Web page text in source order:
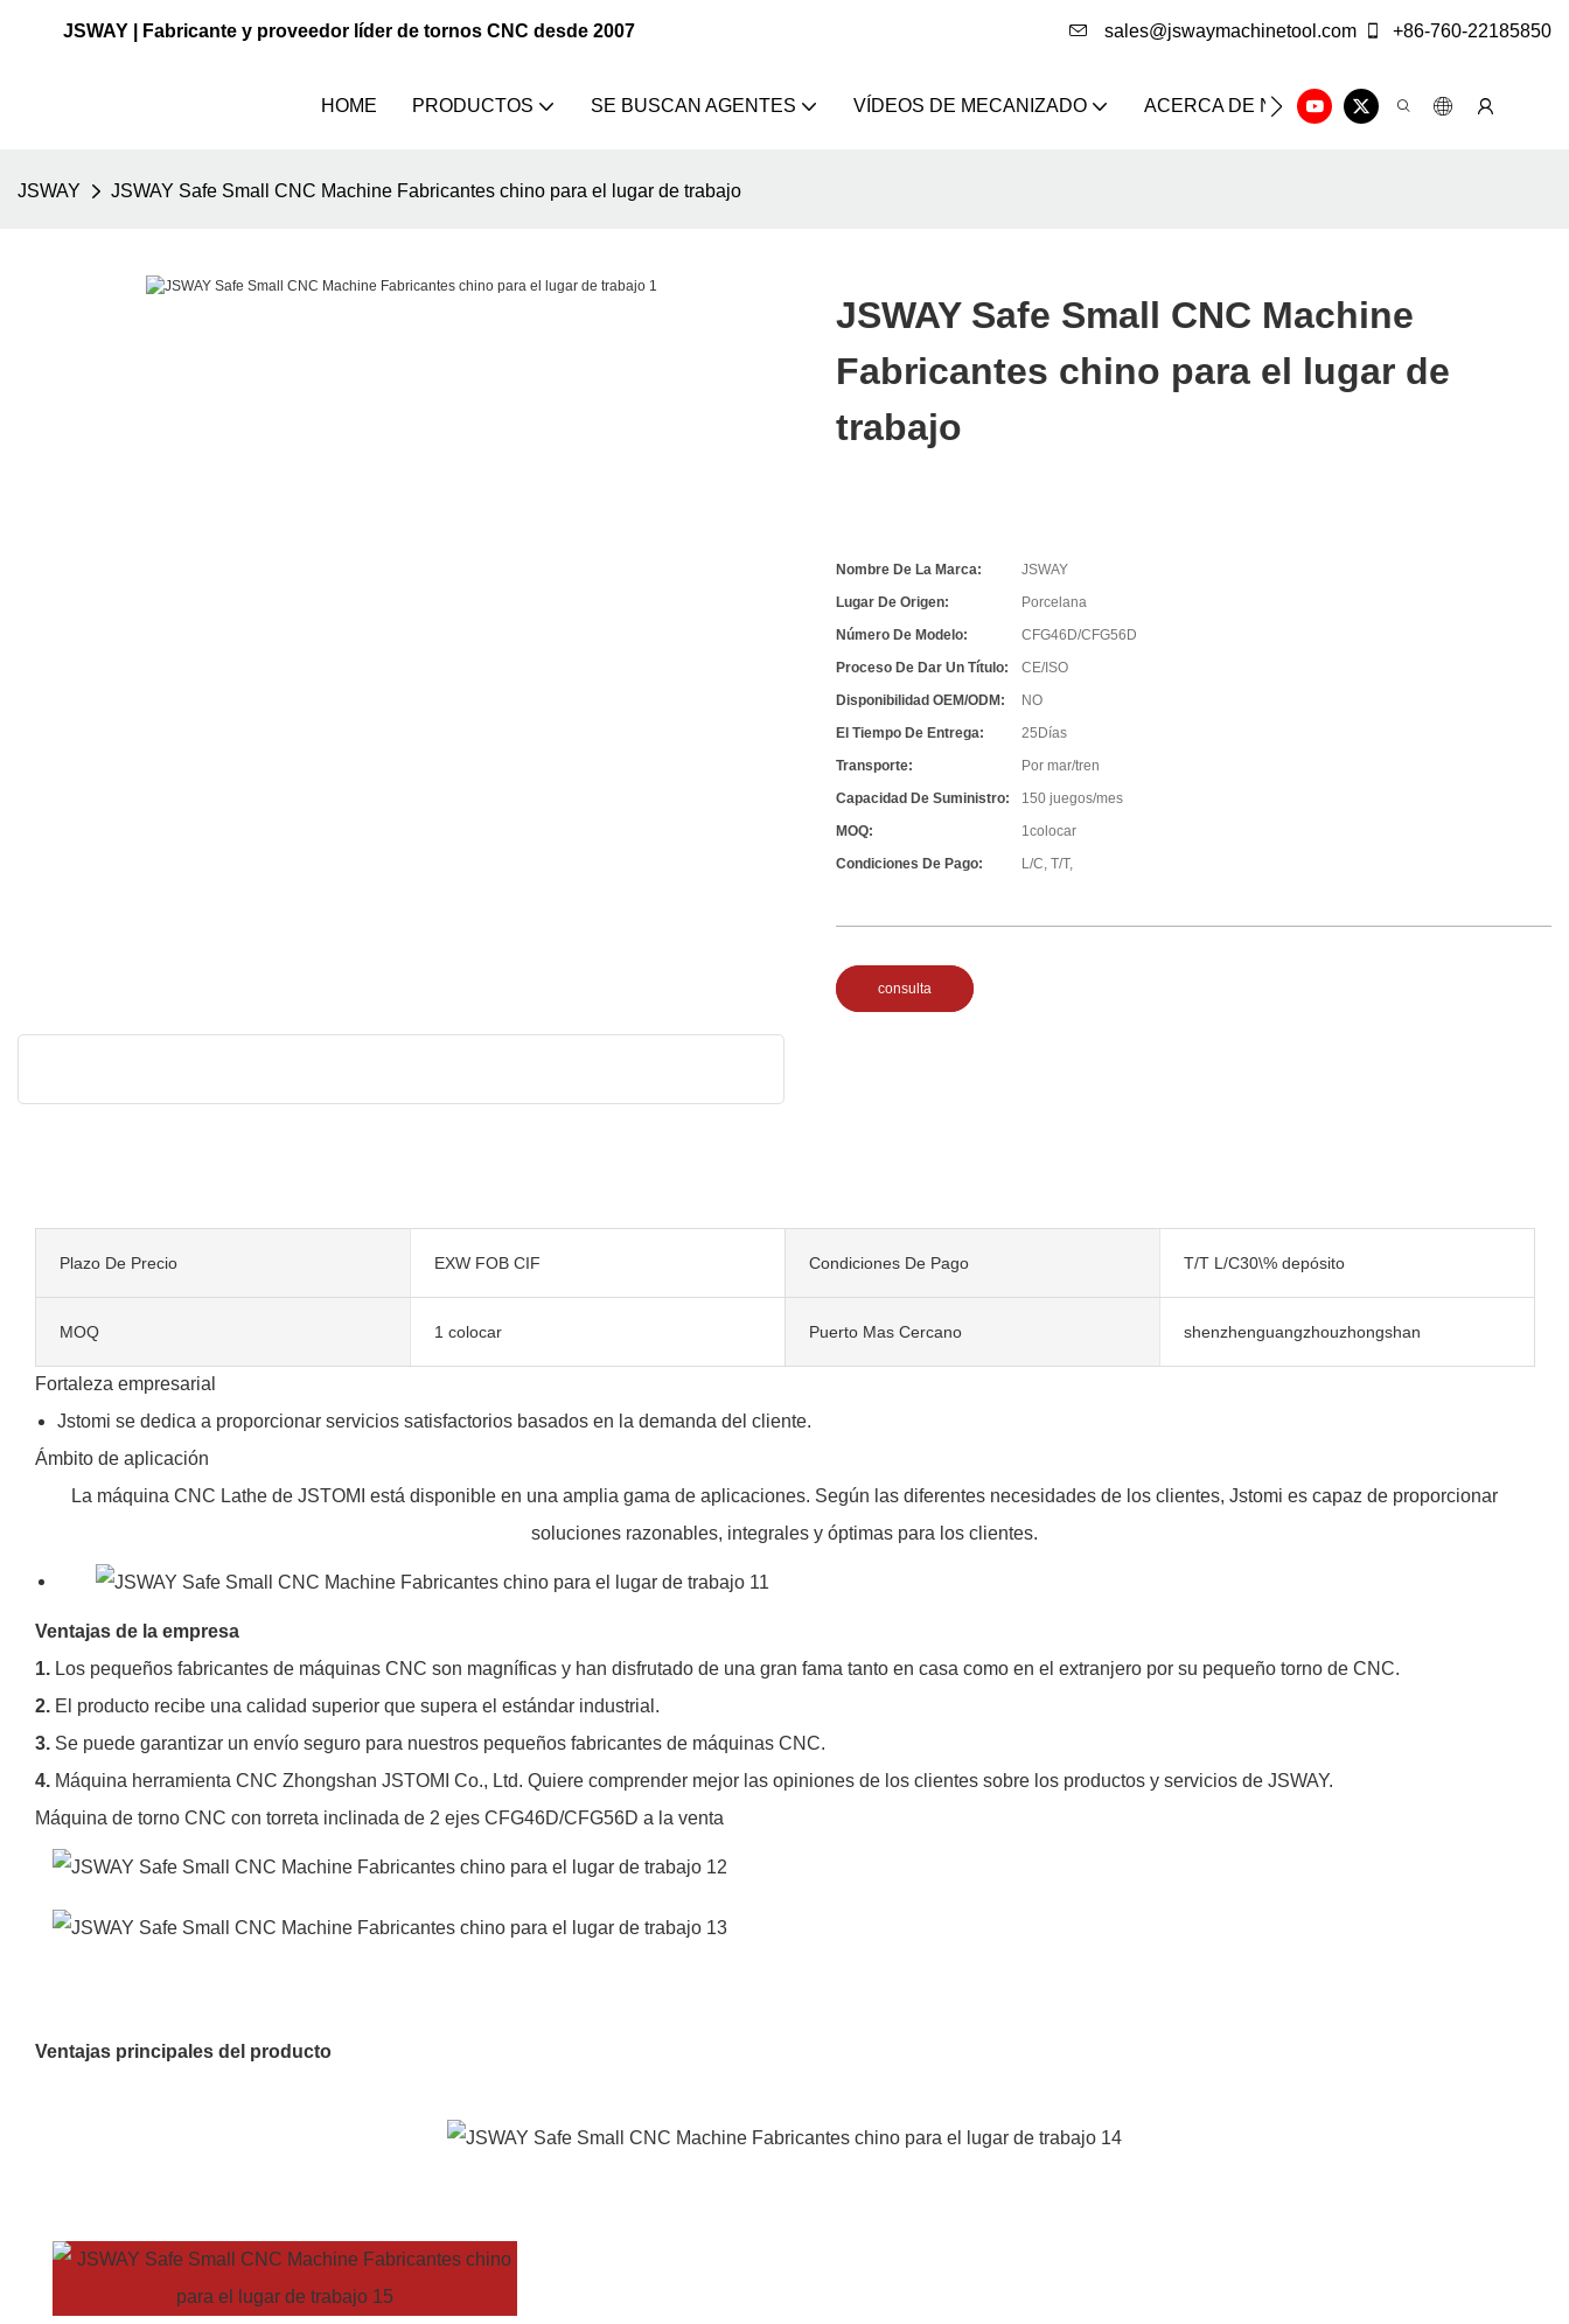
JSWAY | Fabricante y proveedor líder de tornos CNC desde 2007 sales@jswaymachinetool.com +86-760-22185850
HOME PRODUCTOS SE BUSCAN AGENTES VÍDEOS DE MECANIZADO ACERCA DE NOSOTROS SOLUCIÓN
JSWAY JSWAY Safe Small CNC Machine Fabricantes chino para el lugar de trabajo
JSWAY Safe Small CNC Machine
Fabricantes chino para el lugar de
trabajo
Nombre De La Marca:
JSWAY
Lugar De Origen:
Porcelana
Número De Modelo:
CFG46D/CFG56D
Proceso De Dar Un Título:
CE/ISO
Disponibilidad OEM/ODM:
NO
El Tiempo De Entrega:
25Días
Transporte:
Por mar/tren
Capacidad De Suministro:
150 juegos/mes
MOQ:
1colocar
Condiciones De Pago:
L/C, T/T,
consulta
Plazo De Precio EXW FOB CIF Condiciones De Pago T/T L/C30\% depósito
MOQ 1 colocar Puerto Mas Cercano shenzhenguangzhouzhongshan
Fortaleza empresarial
Jstomi se dedica a proporcionar servicios satisfactorios basados ​​en la demanda del cliente.
Ámbito de aplicación
La máquina CNC Lathe de JSTOMI está disponible en una amplia gama de aplicaciones. Según las diferentes necesidades de los clientes, Jstomi es capaz de proporcionar
soluciones razonables, integrales y óptimas para los clientes.
Ventajas de la empresa
1. Los pequeños fabricantes de máquinas CNC son magníficas y han disfrutado de una gran fama tanto en casa como en el extranjero por su pequeño torno de CNC.
2. El producto recibe una calidad superior que supera el estándar industrial.
3. Se puede garantizar un envío seguro para nuestros pequeños fabricantes de máquinas CNC.
4. Máquina herramienta CNC Zhongshan JSTOMI Co., Ltd. Quiere comprender mejor las opiniones de los clientes sobre los productos y servicios de JSWAY.
Máquina de torno CNC con torreta inclinada de 2 ejes CFG46D/CFG56D a la venta
Ventajas principales del producto